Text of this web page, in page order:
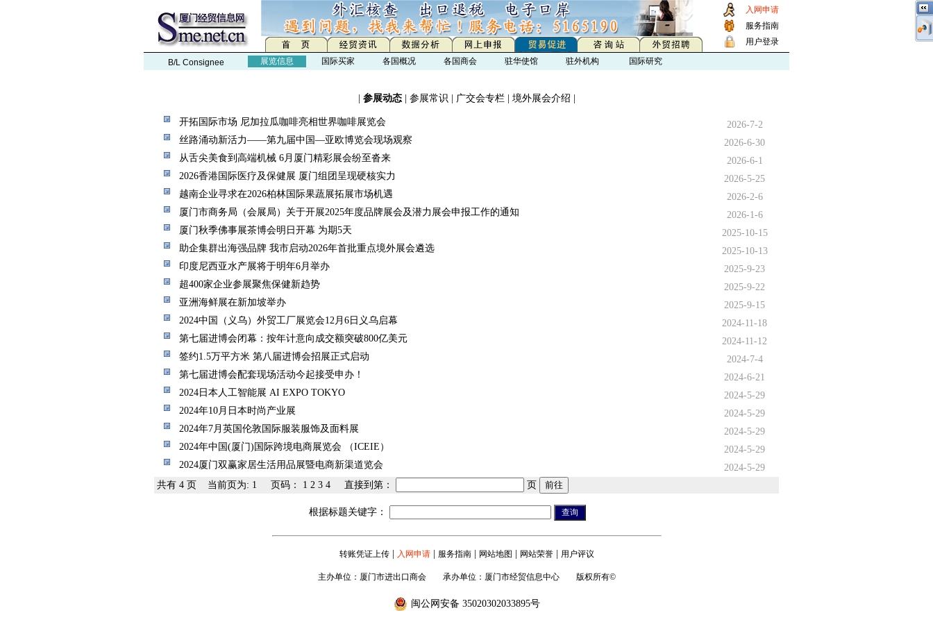
入网申请
服务指南
用户登录
B/L Consignee 展览信息 国际买家 各国概况 各国商会 驻华使馆 驻外机构 国际研究
参展动态| 参展常识 广交会专栏| 境外展会介绍
开拓国际市场 尼加拉瓜咖啡亮相世界咖啡展览会
2026-7-2
丝路涌动新活力——第九届中国—亚欧博览会现场观察
2026-6-30
从舌尖美食到高端机械 6月厦门精彩展会纷至沓来
2026-6-1
2026香港国际医疗及保健展 厦门组团呈现硬核实力
2026-5-25
越南企业寻求在2026柏林国际果蔬展拓展市场机遇
2026-2-6
厦门市商务局（会展局）关于开展2025年度品牌展会及潜力展会申报工作的通知
2026-1-6
厦门秋季佛事展茶博会明日开幕 为期5天
2025-10-15
助企集群出海强品牌 我市启动2026年首批重点境外展会遴选
2025-10-13
印度尼西亚水产展将于明年6月举办
2025-9-23
超400家企业参展聚焦保健新趋势
2025-9-22
亚洲海鲜展在新加坡举办
2025-9-15
2024中国（义乌）外贸工厂展览会12月6日义乌启幕
2024-11-18
第七届进博会闭幕：按年计意向成交额突破800亿美元
2024-11-12
签约1.5万平方米 第八届进博会招展正式启动
2024-7-4
第七届进博会配套现场活动今起接受申办！
2024-6-21
2024日本人工智能展 AI EXPO TOKYO
2024-5-29
2024年10月日本时尚产业展
2024-5-29
2024年7月英国伦敦国际服装服饰及面料展
2024-5-29
2024年中国(厦门)国际跨境电商展览会 （ICEIE）
2024-5-29
2024厦门双赢家居生活用品展暨电商新渠道览会
2024-5-29
共有 4 页 当前页为: 1 页码： 1 2 3 4 直接到第： 页
根据标题关键字：
转账凭证上传| 入网申请| 服务指南| 网站地图 网站荣誉| 用户评议
主办单位：厦门市进出口商会 承办单位：厦门市经贸信息中心 版权所有©
闽公网安备 35020302033895号